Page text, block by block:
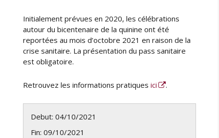
Initialement prévues en 2020, les célébrations
autour du bicentenaire de la quinine ont été
reportées au mois d’octobre 2021 en raison de la
crise sanitaire. La présentation du pass sanitaire
est obligatoire.
Retrouvez les informations pratiquesici .
Debut: 04/10/2021
Fin: 09/10/2021